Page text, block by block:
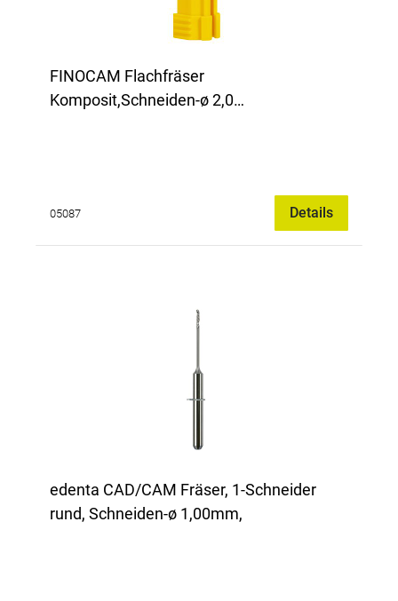
FINOCAM Flachfräser
Komposit,Schneiden-ø 2,0
05087 Details
edenta CAD/CAM Fräser, 1-Schneider
rund, Schneiden-ø 1,00mm,